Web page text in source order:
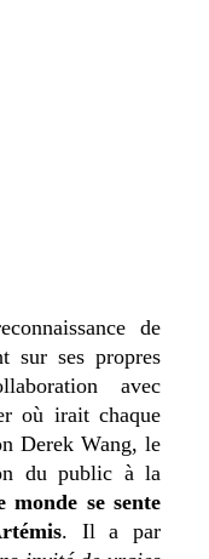
de
sur ses propres
avec
où irait chaque
Derek Wang, le
du public à la
monde se sente
. Il a par